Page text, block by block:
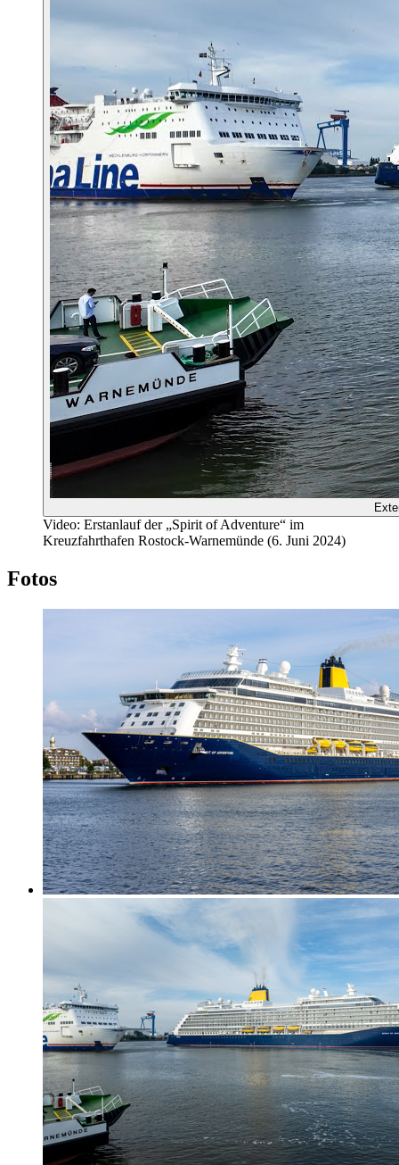
Video: Erstanlauf der „Spirit of Adventure“ im
Kreuzfahrthafen Rostock-Warnemünde (6. Juni 2024)
Fotos